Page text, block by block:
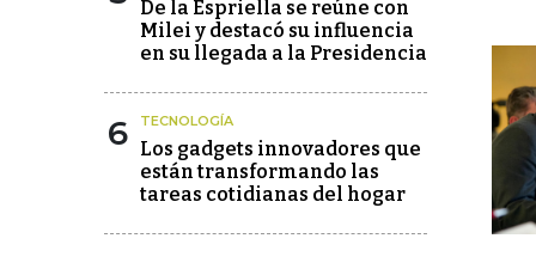
De la Espriella se reúne con
Milei y destacó su influencia
en su llegada a la Presidencia
6 TECNOLOGÍA
Los gadgets innovadores que
están transformando las
tareas cotidianas del hogar